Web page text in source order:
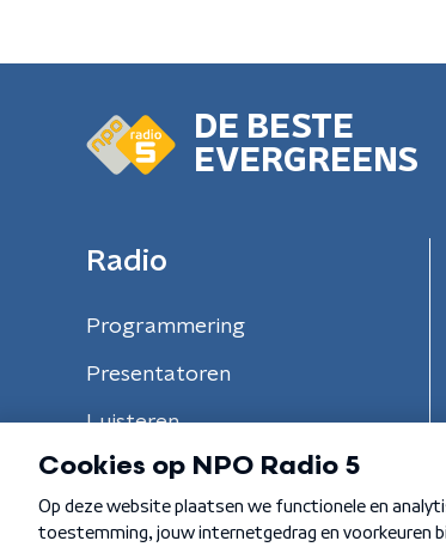
DE BESTE
EVERGREENS
Radio
Programmering
Presentatoren
Luisteren
Algemene voorwaarden Privacybeleid